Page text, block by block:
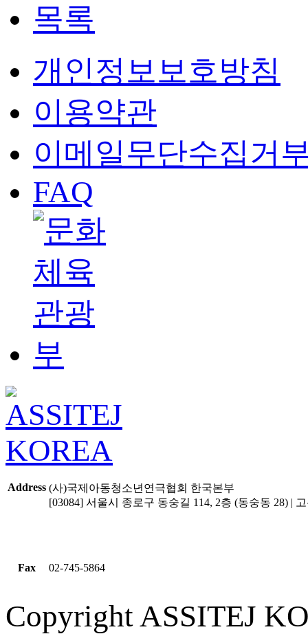
목록
개인정보보호방침
이용약관
이메일무단수집거
FAQ
Address (사)국제아동청소년연극협회 한국본부
[03084] 서울시 종로구 동숭길 114, 2층 (동숭동 28) |
Fax 02-745-5864
Copyright ASSITEJ